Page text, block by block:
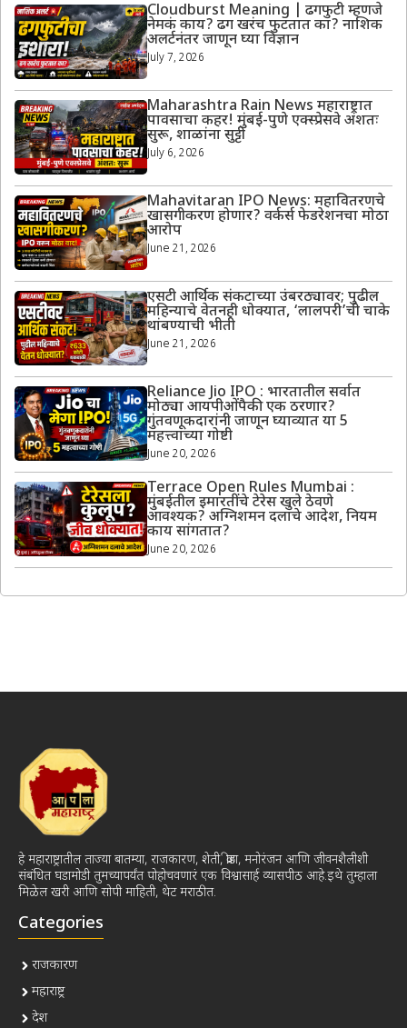
Cloudburst Meaning | ढगफुटी म्हणजे
नेमकं काय? ढग खरंच फुटतात का? नाशिक
अलर्टनंतर जाणून घ्या विज्ञान
July 7, 2026
Maharashtra Rain News महाराष्ट्रात
पावसाचा कहर! मुंबई-पुणे एक्स्प्रेसवे अंशतः
सुरू, शाळांना सुट्टी
July 6, 2026
Mahavitaran IPO News: महावितरणचे
खासगीकरण होणार? वर्कर्स फेडरेशनचा मोठा
आरोप
June 21, 2026
एसटी आर्थिक संकटाच्या उंबरठ्यावर; पुढील
महिन्याचे वेतनही धोक्यात, ‘लालपरी’ची चाके
थांबण्याची भीती
June 21, 2026
Reliance Jio IPO : भारतातील सर्वात
मोठ्या आयपीओंपैकी एक ठरणार?
गुंतवणूकदारांनी जाणून घ्याव्यात या 5
महत्त्वाच्या गोष्टी
June 20, 2026
Terrace Open Rules Mumbai :
मुंबईतील इमारतींचे टेरेस खुले ठेवणे
आवश्यक? अग्निशमन दलाचे आदेश, नियम
काय सांगतात?
June 20, 2026
हे महाराष्ट्रातील ताज्या बातम्या, राजकारण, शेती, क्रीडा, मनोरंजन आणि जीवनशैलीशी
संबंधित घडामोडी तुमच्यापर्यंत पोहोचवणारं एक विश्वासार्ह व्यासपीठ आहे.इथे तुम्हाला
मिळेल खरी आणि सोपी माहिती, थेट मराठीत.
Categories
राजकारण
महाराष्ट्र
देश